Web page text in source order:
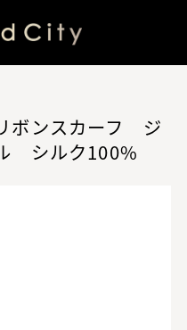
ンスカーフ ジ
シルク100%